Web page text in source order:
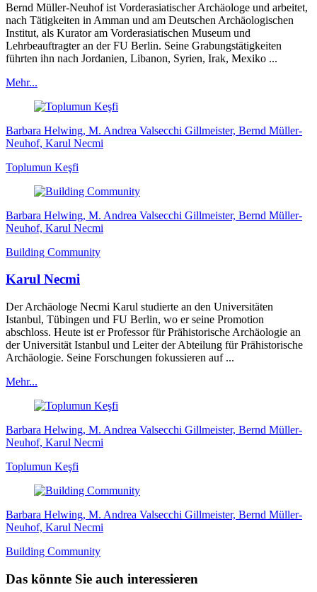
Bernd Müller-Neuhof ist Vorderasiatischer Archäologe und arbeitet,
nach Tätigkeiten in Amman und am Deutschen Archäologischen
Institut, als Kurator am Vorderasiatischen Museum und
Lehrbeauftragter an der FU Berlin. Seine Grabungstätigkeiten
führten ihn nach Jordanien, Libanon, Syrien, Irak, Mexiko ...
Mehr...
Barbara Helwing, M. Andrea Valsecchi Gillmeister, Bernd Müller-
Neuhof, Karul Necmi
Toplumun Keşfi
Barbara Helwing, M. Andrea Valsecchi Gillmeister, Bernd Müller-
Neuhof, Karul Necmi
Building Community
Karul Necmi
Der Archäologe Necmi Karul studierte an den Universitäten
Istanbul, Tübingen und FU Berlin, wo er seine Promotion
abschloss. Heute ist er Professor für Prähistorische Archäologie an
der Universität Istanbul und Leiter der Abteilung für Prähistorische
Archäologie. Seine Forschungen fokussieren auf ...
Mehr...
Barbara Helwing, M. Andrea Valsecchi Gillmeister, Bernd Müller-
Neuhof, Karul Necmi
Toplumun Keşfi
Barbara Helwing, M. Andrea Valsecchi Gillmeister, Bernd Müller-
Neuhof, Karul Necmi
Building Community
Das könnte Sie auch interessieren